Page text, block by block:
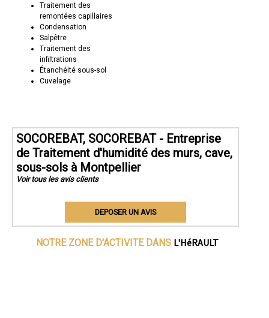
Traitement des
remontées capillaires
Condensation
Salpêtre
Traitement des
infiltrations
Étanchéité sous-sol
Cuvelage
SOCOREBAT, SOCOREBAT - Entreprise
de Traitement d'humidité des murs, cave,
sous-sols à Montpellier
Voir tous les avis clients
DEPOSER UN AVIS
NOTRE ZONE D'ACTIVITE DANS L'HéRAULT